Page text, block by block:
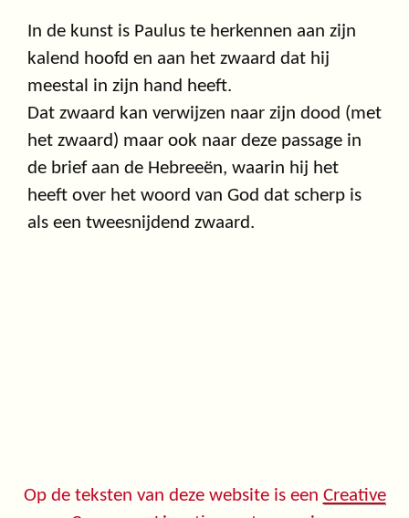
In de kunst is Paulus te herkennen aan zijn
kalend hoofd en aan het zwaard dat hij
meestal in zijn hand heeft.
Dat zwaard kan verwijzen naar zijn dood (met
het zwaard) maar ook naar deze passage in
de brief aan de Hebreeën, waarin hij het
heeft over het woord van God dat scherp is
als een tweesnijdend zwaard.
Op de teksten van deze website is een Creative